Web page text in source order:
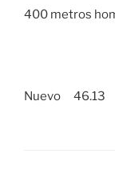
400 metros
Nuevo 46.13